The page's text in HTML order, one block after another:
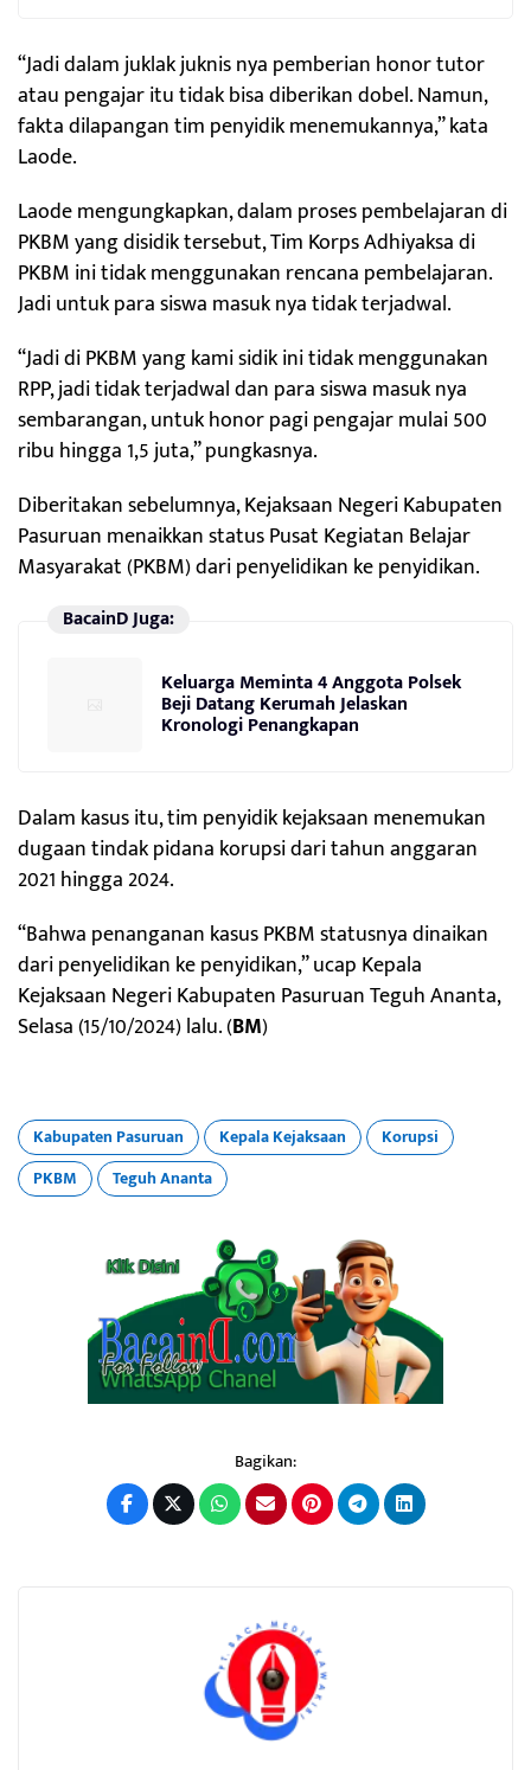
“Jadi dalam juklak juknis nya pemberian honor tutor
atau pengajar itu tidak bisa diberikan dobel. Namun,
fakta dilapangan tim penyidik menemukannya,” kata
Laode.
Laode mengungkapkan, dalam proses pembelajaran di
PKBM yang disidik tersebut, Tim Korps Adhiyaksa di
PKBM ini tidak menggunakan rencana pembelajaran.
Jadi untuk para siswa masuk nya tidak terjadwal.
“Jadi di PKBM yang kami sidik ini tidak menggunakan
RPP, jadi tidak terjadwal dan para siswa masuk nya
sembarangan, untuk honor pagi pengajar mulai 500
ribu hingga 1,5 juta,” pungkasnya.
Diberitakan sebelumnya, Kejaksaan Negeri Kabupaten
Pasuruan menaikkan status Pusat Kegiatan Belajar
Masyarakat (PKBM) dari penyelidikan ke penyidikan.
BacainD Juga:
Keluarga Meminta 4 Anggota Polsek
Beji Datang Kerumah Jelaskan
Kronologi Penangkapan
Dalam kasus itu, tim penyidik kejaksaan menemukan
dugaan tindak pidana korupsi dari tahun anggaran
2021 hingga 2024.
“Bahwa penanganan kasus PKBM statusnya dinaikan
dari penyelidikan ke penyidikan,” ucap Kepala
Kejaksaan Negeri Kabupaten Pasuruan Teguh Ananta,
Selasa (15/10/2024) lalu. (BM)
Kabupaten Pasuruan Kepala Kejaksaan
Korupsi
PKBM
Teguh Ananta
Bagikan: